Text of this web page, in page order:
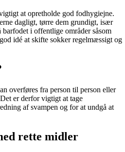
at opretholde god fodhygiejne.
dagligt, tørre dem grundigt, især
i offentlige områder såsom
idé at skifte sokker regelmæssigt og
overføres fra person til person eller
er derfor vigtigt at tage
af svampen og for at undgå at
rette midler